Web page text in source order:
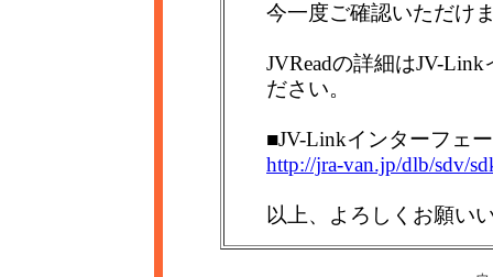
今一度ご確認いただけ
JVReadの詳細はJV-
ださい。
■JV-Linkインターフェ
http://jra-van.jp/dlb/sdv/
以上、よろしくお願い